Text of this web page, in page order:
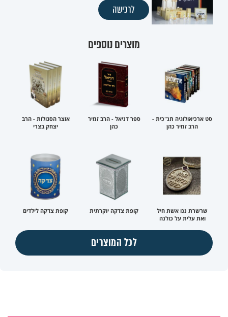
לרכישה
מוצרים נוספים
סט ארכיאולוגיה תנ"כית -
הרב זמיר כהן
ספר דניאל - הרב זמיר
כהן
אוצר הסגולות - הרב
יצחק בצרי
שרשרת ננו אשת חיל
ואת עלית על כולנה
קופת צדקה יוקרתית קופת צדקה לילדים
לכל המוצרים